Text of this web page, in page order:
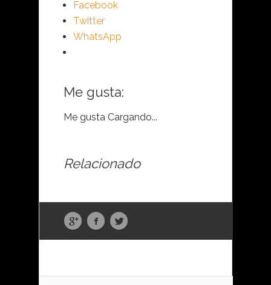
Facebook
Twitter
WhatsApp
Me gusta:
Me gusta Cargando...
Relacionado